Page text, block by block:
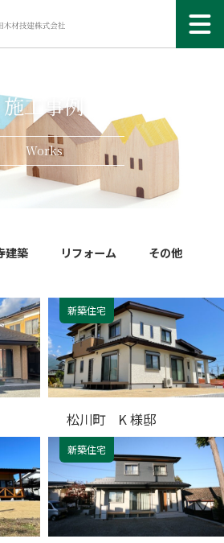
施工事例
Works
建築 リフォーム その他
新築住宅
松川町 K 様邸
新築住宅